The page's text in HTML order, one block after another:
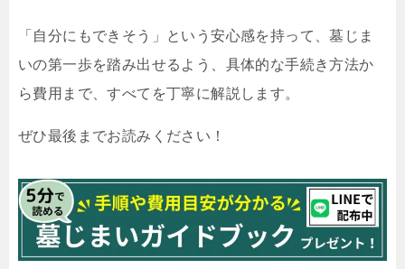
「自分にもできそう」という安心感を持って、墓じま
いの第一歩を踏み出せるよう、具体的な手続き方法か
ら費用まで、すべてを丁寧に解説します。
ぜひ最後までお読みください！